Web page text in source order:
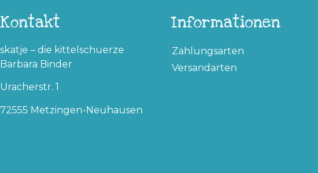
Kontakt
skatje – die kittelschuerze
Barbara Binder
Uracherstr. 1
72555 Metzingen-Neuhausen
Informationen
Zahlungsarten
Versandarten